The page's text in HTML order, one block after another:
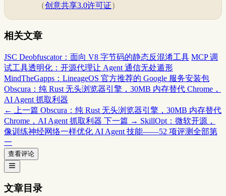
（创意共享3.0许可证）
相关文章
JSC Deobfuscator：面向 V8 字节码的静态反混淆工具 MCP 调
试工具透明化：开源代理让 Agent 通信无处遁形
MindTheGapps：LineageOS 官方推荐的 Google 服务安装包
Obscura：纯 Rust 无头浏览器引擎，30MB 内存替代 Chrome，
AI Agent 抓取利器
← 上一篇 Obscura：纯 Rust 无头浏览器引擎，30MB 内存替代
Chrome，AI Agent 抓取利器 下一篇 → SkillOpt：微软开源，
像训练神经网络一样优化 AI Agent 技能——52 项评测全部第
一
查看评论
文章目录